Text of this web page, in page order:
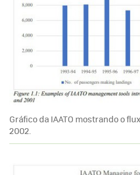
Gráfico da IAATO mostrando o
2002.